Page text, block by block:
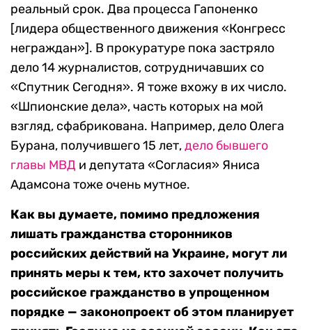
реальный срок. Два процесса Гапоненко
[лидера общественного движения «Конгресс
неграждан»]. В прокуратуре пока застряло
дело 14 журналистов, сотрудничавших со
«Спутник Сегодня». Я тоже вхожу в их число.
«Шпионские дела», часть которых на мой
взгляд, сфабрикована. Например, дело Олега
Бурана, получившего 15 лет,дело бывшего
главы МВД и депутата «Согласия» Яниса
Адамсона тоже очень мутное.
Как вы думаете, помимо предложения
лишать гражданства сторонников
российских действий на Украине, могут ли
принять меры к тем, кто захочет получить
российское гражданство в упрощенном
порядке — законопроект об этом планирует